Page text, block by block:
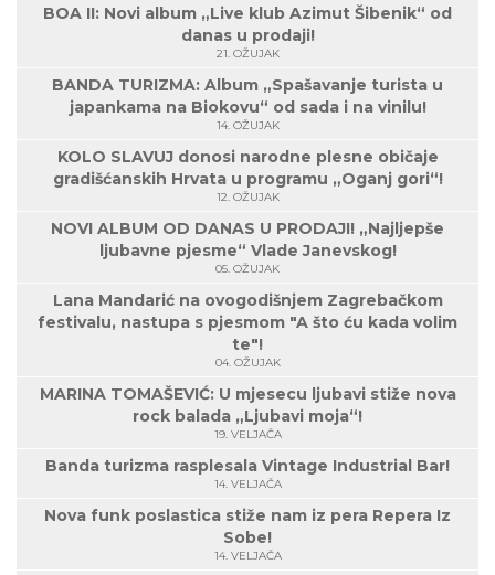
BOA II: Novi album „Live klub Azimut Šibenik“ od
danas u prodaji!
21. OŽUJAK
BANDA TURIZMA: Album „Spašavanje turista u
japankama na Biokovu“ od sada i na vinilu!
14. OŽUJAK
KOLO SLAVUJ donosi narodne plesne običaje
gradišćanskih Hrvata u programu „Oganj gori“!
12. OŽUJAK
NOVI ALBUM OD DANAS U PRODAJI! „Najljepše
ljubavne pjesme“ Vlade Janevskog!
05. OŽUJAK
Lana Mandarić na ovogodišnjem Zagrebačkom
festivalu, nastupa s pjesmom "A što ću kada volim
te"!
04. OŽUJAK
MARINA TOMAŠEVIĆ: U mjesecu ljubavi stiže nova
rock balada „Ljubavi moja“!
19. VELJAČA
Banda turizma rasplesala Vintage Industrial Bar!
14. VELJAČA
Nova funk poslastica stiže nam iz pera Repera Iz
Sobe!
14. VELJAČA